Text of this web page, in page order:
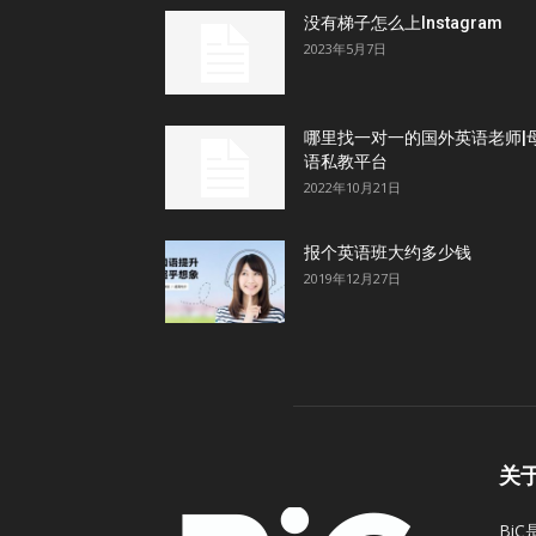
没有梯子怎么上Instagram
2023年5月7日
哪里找一对一的国外英语老师|
语私教平台
2022年10月21日
报个英语班大约多少钱
2019年12月27日
关
BiC